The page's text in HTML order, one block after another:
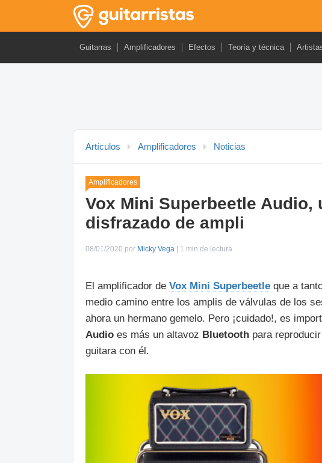
Guitarras Amplificadores Efectos Teoría y técnica
Artículos Amplificadores Noticias
Amplificadores
Vox Mini Superbeetle Audio,
disfrazado de ampli
08/01/2020 por Micky Vega | 1 min de lectura
El amplificador de Vox Mini Superbeetle que a
medio camino entre los amplis de válvulas de los
ahora un hermano gemelo. Pero ¡cuidado!, es
Audio es más un altavoz Bluetooth para
guitara con él.